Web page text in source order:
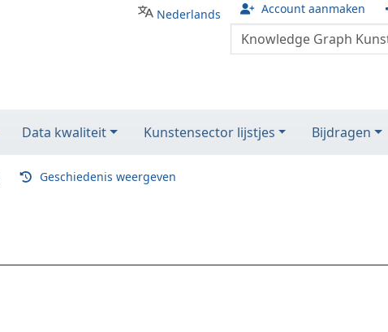
Nederlands Account aanmaken
Data kwaliteit Kunstensector lijstjes Bijdragen
Geschiedenis weergeven